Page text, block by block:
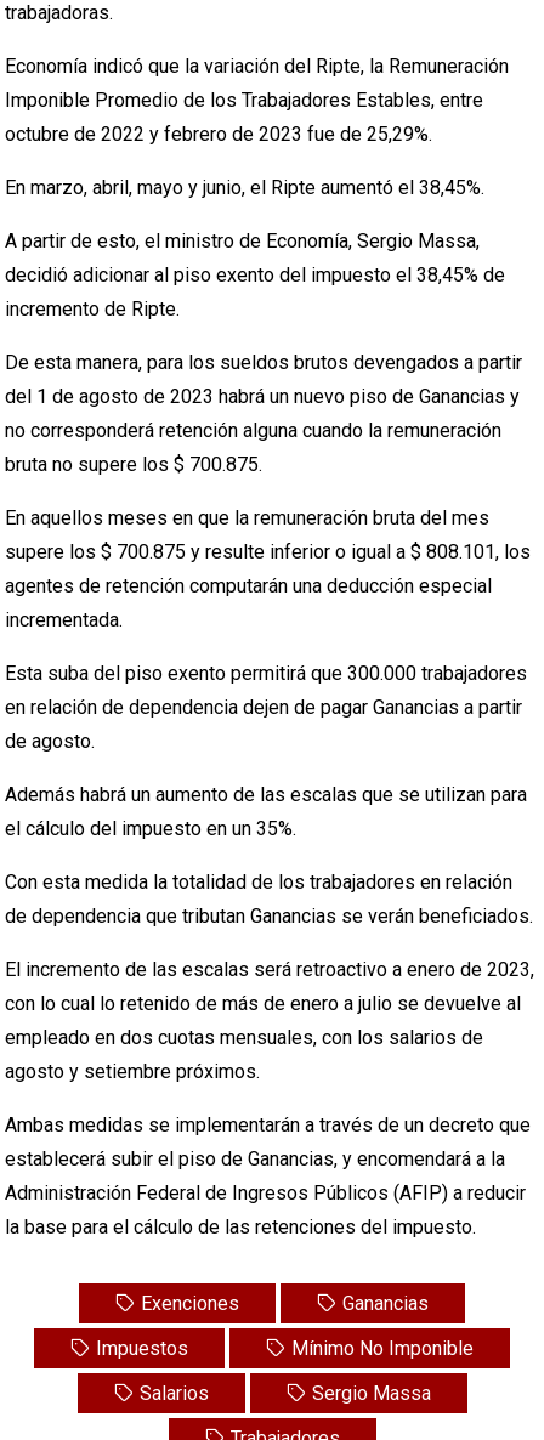
trabajadoras.
Economía indicó que la variación del Ripte, la Remuneración
Imponible Promedio de los Trabajadores Estables, entre
octubre de 2022 y febrero de 2023 fue de 25,29%.
En marzo, abril, mayo y junio, el Ripte aumentó el 38,45%.
A partir de esto, el ministro de Economía, Sergio Massa,
decidió adicionar al piso exento del impuesto el 38,45% de
incremento de Ripte.
De esta manera, para los sueldos brutos devengados a partir
del 1 de agosto de 2023 habrá un nuevo piso de Ganancias y
no corresponderá retención alguna cuando la remuneración
bruta no supere los $ 700.875.
En aquellos meses en que la remuneración bruta del mes
supere los $ 700.875 y resulte inferior o igual a $ 808.101, los
agentes de retención computarán una deducción especial
incrementada.
Esta suba del piso exento permitirá que 300.000 trabajadores
en relación de dependencia dejen de pagar Ganancias a partir
de agosto.
Además habrá un aumento de las escalas que se utilizan para
el cálculo del impuesto en un 35%.
Con esta medida la totalidad de los trabajadores en relación
de dependencia que tributan Ganancias se verán beneficiados.
El incremento de las escalas será retroactivo a enero de 2023,
con lo cual lo retenido de más de enero a julio se devuelve al
empleado en dos cuotas mensuales, con los salarios de
agosto y setiembre próximos.
Ambas medidas se implementarán a través de un decreto que
establecerá subir el piso de Ganancias, y encomendará a la
Administración Federal de Ingresos Públicos (AFIP) a reducir
la base para el cálculo de las retenciones del impuesto.
Exenciones
Ganancias
Impuestos
Mínimo No Imponible
Salarios
Sergio Massa